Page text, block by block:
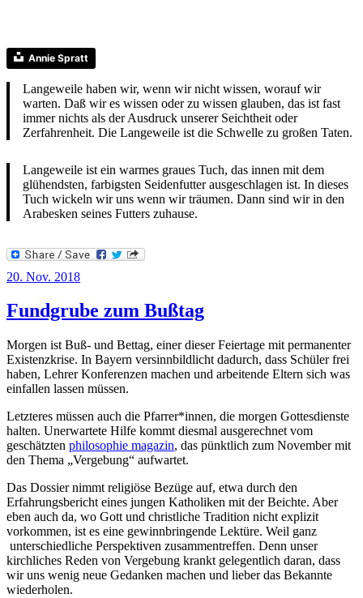
Annie Spratt
Langeweile haben wir, wenn wir nicht wissen, worauf wir
warten. Daß wir es wissen oder zu wissen glauben, das ist fast
immer nichts als der Ausdruck unserer Seichtheit oder
Zerfahrenheit. Die Langeweile ist die Schwelle zu großen Taten.
Langeweile ist ein warmes graues Tuch, das innen mit dem
glühendsten, farbigsten Seidenfutter ausgeschlagen ist. In dieses
Tuch wickeln wir uns wenn wir träumen. Dann sind wir in den
Arabesken seines Futters zuhause.
Veröffentlicht
20. Nov. 2018
Fundgrube zum Bußtag
Morgen ist Buß- und Bettag, einer dieser Feiertage mit permanenter
Existenzkrise. In Bayern versinnbildlicht dadurch, dass Schüler frei
haben, Lehrer Konferenzen machen und arbeitende Eltern sich was
einfallen lassen müssen.
Letzteres müssen auch die Pfarrer*innen, die morgen Gottesdienste
halten. Unerwartete Hilfe kommt diesmal ausgerechnet vom
geschätzten philosophie magazin, das pünktlich zum November mit
den Thema „Vergebung“ aufwartet.
Das Dossier nimmt religiöse Bezüge auf, etwa durch den
Erfahrungsbericht eines jungen Katholiken mit der Beichte. Aber
eben auch da, wo Gott und christliche Tradition nicht explizit
vorkommen, ist es eine gewinnbringende Lektüre. Weil ganz
unterschiedliche Perspektiven zusammentreffen. Denn unser
kirchliches Reden von Vergebung krankt gelegentlich daran, dass
wir uns wenig neue Gedanken machen und lieber das Bekannte
wiederholen.